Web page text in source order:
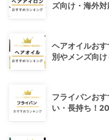
ズ向け・海外対
ヘアオイルお
別やメンズ向け
フライパンお
い・長持ち！